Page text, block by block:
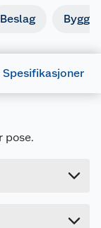
Beslag
Spesifikasjoner
pose.
ennå.
0.051 kg